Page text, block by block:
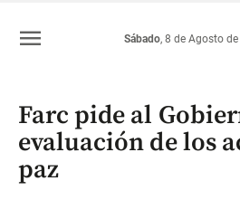
Colombia
Sábado, 8 de Agosto
menu
Farc pide al
evaluación de los
paz